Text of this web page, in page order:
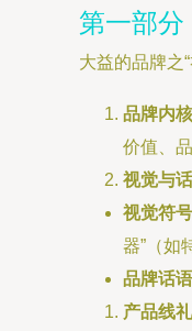
第一部
大益的品牌之
品牌内
价值、
视觉与
视觉符号
器”（如
品牌话语
产品线